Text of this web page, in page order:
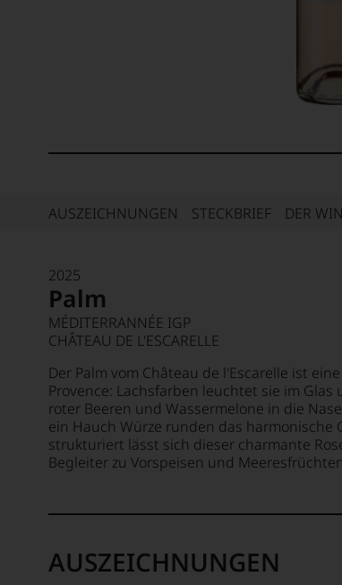
AUSZEICHNUNGEN STECKBRIEF DER
2025
Palm
MÉDITERRANNÉE IGP
CHÂTEAU DE L'ESCARELLE
Der Palm vom Château de l'Escarelle ist
Provence: Lachsfarben leuchtet sie im
roter Beeren und Wassermelone in die
ein Hauch Würze runden das
strukturiert lässt sich dieser charmante
Begleiter zu Vorspeisen und
AUSZEICHNUNGEN